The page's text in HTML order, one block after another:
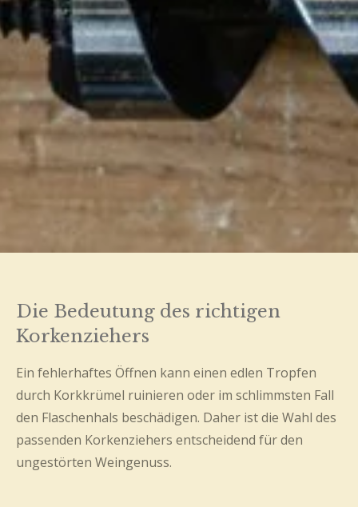
Die Bedeutung des richtigen
Korkenziehers
Ein fehlerhaftes Öffnen kann einen edlen Tropfen
durch Korkkrümel ruinieren oder im schlimmsten Fall
den Flaschenhals beschädigen. Daher ist die Wahl des
passenden Korkenziehers entscheidend für den
ungestörten Weingenuss.